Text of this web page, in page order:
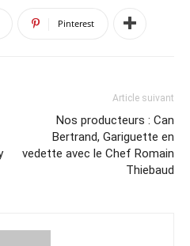
Pinterest
Article suivant
Nos producteurs : Can
Bertrand, Gariguette en
vedette avec le Chef Romain
Thiebaud